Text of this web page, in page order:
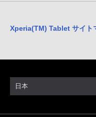
Xperia(TM) Tablet サイト
日本